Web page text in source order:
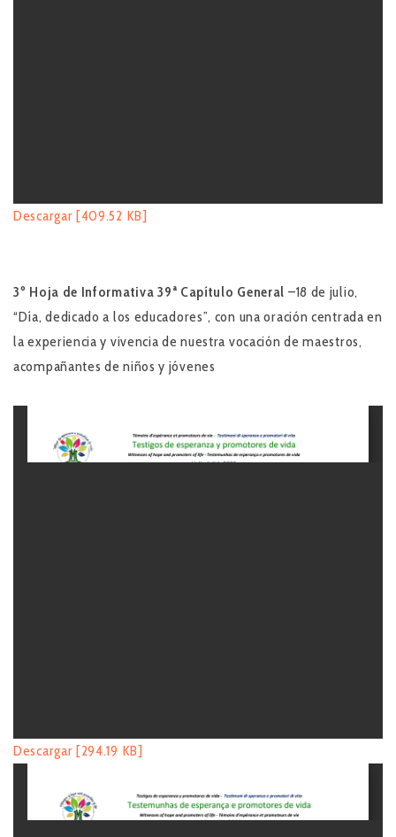
Descargar [409.52 KB]
3º Hoja de Informativa39ª Capítulo General –18 de julio,
“Día, dedicado a los educadores”, con una oración centrada en
la experiencia y vivencia de nuestra vocación de maestros,
acompañantes de niños y jóvenes
Descargar [294.19 KB]